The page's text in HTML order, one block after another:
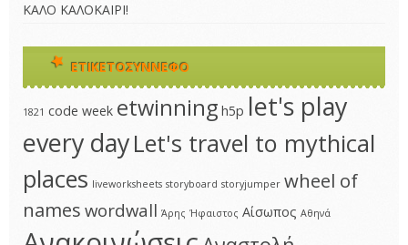
ΚΑΛΟ ΚΑΛΟΚΑΙΡΙ!
ΕΤΙΚΕΤΟΣΎΝΝΕΦΟ
1821 code week etwinning h5p let's play
every dayLet's travel to mythical
places liveworksheets storyboard storyjumper wheel of
names wordwall Άρης Ήφαιστος Αίσωπος Αθηνά